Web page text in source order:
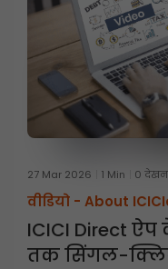
27 Mar 2026 1 Min 0
वीडियो - About
ICICI Direct
तक सिंगल-